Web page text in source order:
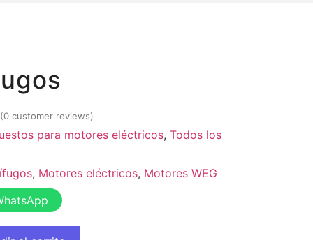
(0 customer reviews)
para motores eléctricos,Todos los
, Motores eléctricos, Motores WEG